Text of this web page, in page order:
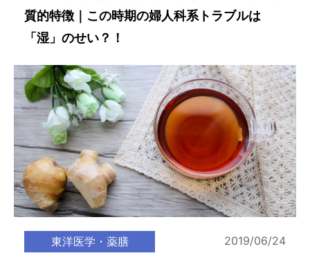
質的特徴｜この時期の婦人科系トラブルは
「湿」のせい？！
東洋医学・薬膳 2019/06/24